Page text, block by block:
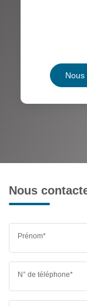
Nous
Nous
Prénom*
N° de téléphone*